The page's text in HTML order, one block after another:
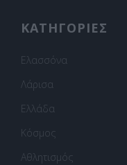
ΚΑΤΗΓΟΡΙΕΣ
Ελασσόνα
Λάρισα
Ελλάδα
Κόσμος
Αθλητισμός